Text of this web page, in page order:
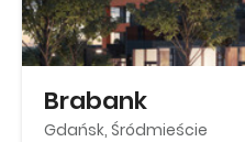
Brabank
Gdańsk, Śródmieście